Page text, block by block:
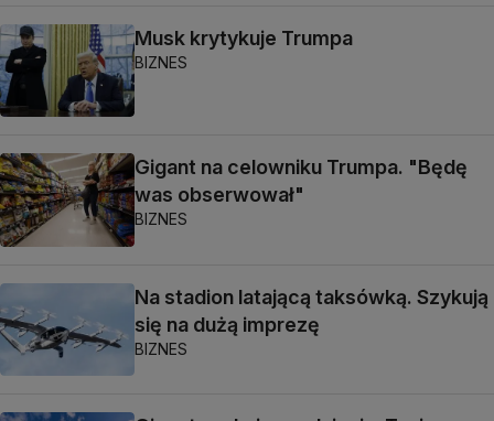
Musk krytykuje Trumpa
BIZNES
Gigant na celowniku Trumpa. "Będę
was obserwował"
BIZNES
Na stadion latającą taksówką. Szykują
się na dużą imprezę
BIZNES